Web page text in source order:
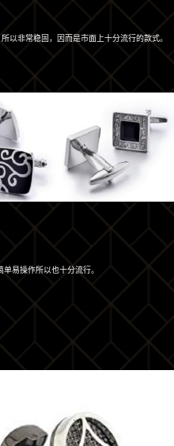
以非常稳固，因而是市面上十分流行的款式。
易操作所以也十分流行。